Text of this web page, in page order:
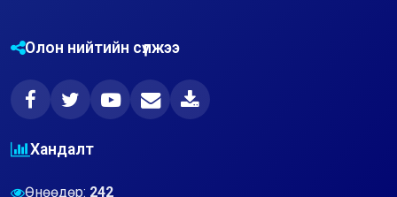
Олон нийтийн сүлжээ
Хандалт
Өнөөдөр: 242